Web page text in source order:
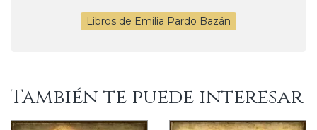
Libros de Emilia Pardo Bazán
También te puede interesar